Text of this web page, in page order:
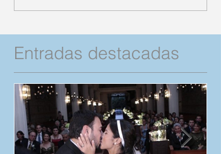
Entradas destacadas